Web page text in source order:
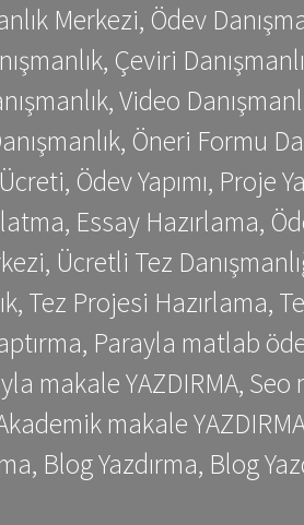
Merkezi, Ödev
Çeviri
Video
Öneri Formu
Ödev Yapımı, Proje
Essay Hazırlama,
Ücretli Tez
Tez Projesi Hazırlama,
Parayla matlab
makale YAZDIRMA, Seo
makale
Blog Yazdırma, Blog